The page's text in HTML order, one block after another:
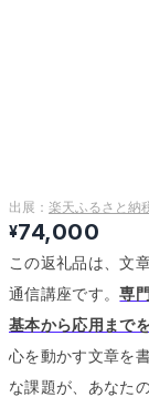
出展： 楽天ふるさと納
¥74,000
この返礼品は、文
通信講座です。専
基本から応用まで
心を動かす文章を
な課題が、あなた